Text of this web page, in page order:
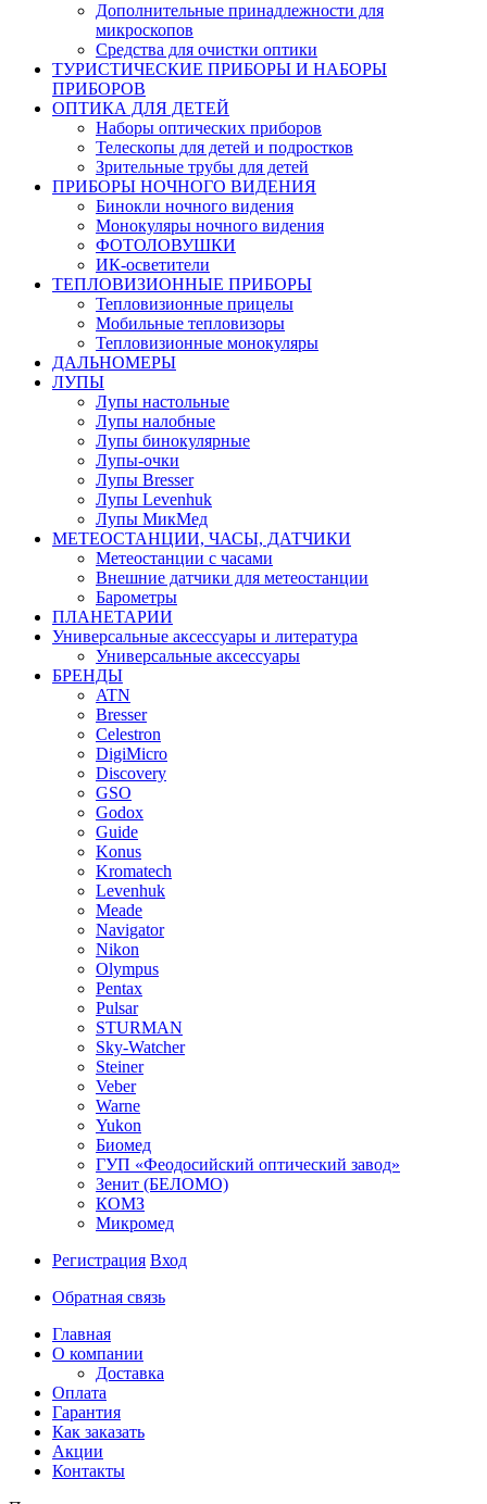
Дополнительные принадлежности для
микроскопов
Средства для очистки оптики
ТУРИСТИЧЕСКИЕ ПРИБОРЫ И НАБОРЫ
ПРИБОРОВ
ОПТИКА ДЛЯ ДЕТЕЙ
Наборы оптических приборов
Телескопы для детей и подростков
Зрительные трубы для детей
ПРИБОРЫ НОЧНОГО ВИДЕНИЯ
Бинокли ночного видения
Монокуляры ночного видения
ФОТОЛОВУШКИ
ИК-осветители
ТЕПЛОВИЗИОННЫЕ ПРИБОРЫ
Тепловизионные прицелы
Мобильные тепловизоры
Тепловизионные монокуляры
ДАЛЬНОМЕРЫ
ЛУПЫ
Лупы настольные
Лупы налобные
Лупы бинокулярные
Лупы-очки
Лупы Bresser
Лупы Levenhuk
Лупы МикМед
МЕТЕОСТАНЦИИ, ЧАСЫ, ДАТЧИКИ
Метеостанции с часами
Внешние датчики для метеостанции
Барометры
ПЛАНЕТАРИИ
Универсальные аксессуары и литература
Универсальные аксессуары
БРЕНДЫ
ATN
Bresser
Celestron
DigiMicro
Discovery
GSO
Godox
Guide
Konus
Kromatech
Levenhuk
Meade
Navigator
Nikon
Olympus
Pentax
Pulsar
STURMAN
Sky-Watcher
Steiner
Veber
Warne
Yukon
Биомед
ГУП «Феодосийский оптический завод»
Зенит (БЕЛОМО)
КОМЗ
Микромед
Регистрация Вход
Обратная связь
Главная
О компании
Доставка
Оплата
Гарантия
Как заказать
Акции
Контакты